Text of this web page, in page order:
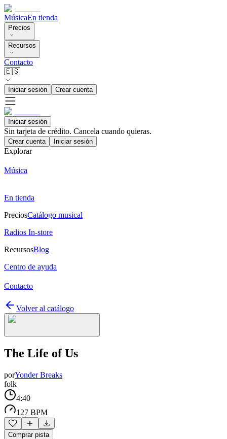
MúsicaEn tienda
Precios
Recursos
Contacto
🇪🇸
Iniciar sesión Crear cuenta
Iniciar sesión
Sin tarjeta de crédito. Cancela cuando quieras.
Crear cuenta Iniciar sesión
Explorar
Música
En tienda
PreciosCatálogo musical
Radios In-store
RecursosBlog
Centro de ayuda
Contacto
Volver al catálogo
The Life of Us
porYonder Breaks
folk
4:40
127 BPM
Comprar pista